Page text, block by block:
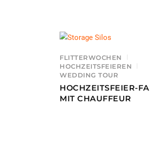
FLITTERWOCHEN
HOCHZEITSFEIEREN
WEDDING TOUR
HOCHZEITSFEIER-
MIT CHAUFFEUR